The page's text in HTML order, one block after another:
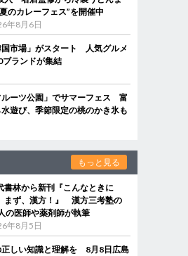
のカレーフェス”を開催中
年8月6日
国市場」がスタート 人気グルメ
ランドが集結
ルーツ公園」でサマーフェス 富
遊び、季節限定の桃のかき氷も
もっと見る
書林から新刊『こんなときに
まず、漢方！』 漢方三考塾の
の医師や薬剤師が執筆
年8月5日
正しい知識と理解を 8月8日広島